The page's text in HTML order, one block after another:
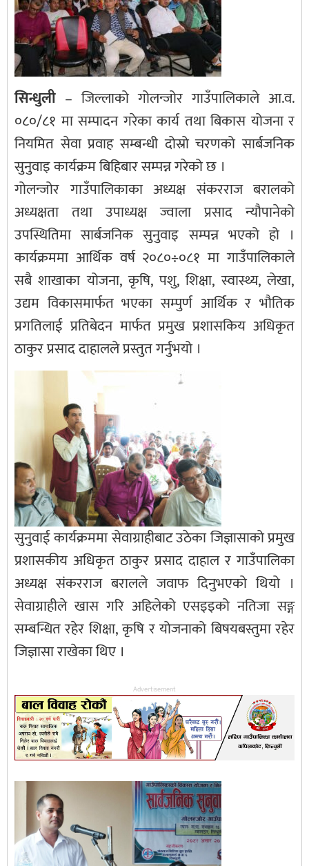
सिन्धुली – जिल्लाको गोलन्जोर गाउँपालिकाले आ.व.
०८०/८१ मा सम्पादन गरेका कार्य तथा बिकास योजना र
नियमित सेवा प्रवाह सम्बन्धी दोस्रो चरणको सार्बजनिक
सुनुवाइ कार्यक्रम बिहिबार सम्पन्न गरेको छ ।
गोलन्जोर गाउँपालिकाका अध्यक्ष संकरराज बरालको
अध्यक्षता तथा उपाध्यक्ष ज्वाला प्रसाद न्यौपानेको
उपस्थितिमा सार्बजनिक सुनुवाइ सम्पन्न भएको हो ।
कार्यक्रममा आर्थिक वर्ष २०८०÷०८१ मा गाउँपालिकाले
सबै शाखाका योजना, कृषि, पशु, शिक्षा, स्वास्थ्य, लेखा,
उद्यम विकासमार्फत भएका सम्पुर्ण आर्थिक र भौतिक
प्रगतिलाई प्रतिबेदन मार्फत प्रमुख प्रशासकिय अधिकृत
ठाकुर प्रसाद दाहालले प्रस्तुत गर्नुभयो ।
सुनुवाई कार्यक्रममा सेवाग्राहीबाट उठेका जिज्ञासाको प्रमुख
प्रशासकीय अधिकृत ठाकुर प्रसाद दाहाल र गाउँपालिका
अध्यक्ष संकरराज बरालले जवाफ दिनुभएको थियो ।
सेवाग्राहीले खास गरि अहिलेको एसइइको नतिजा सङ्ग
सम्बन्धित रहेर शिक्षा, कृषि र योजनाको बिषयबस्तुमा रहेर
जिज्ञासा राखेका थिए ।
Advertisement